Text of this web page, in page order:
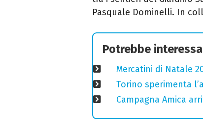
Pasquale Dominelli. In
Potrebbe
Mercatini di Natale
Torino sperimenta
Campagna Amica